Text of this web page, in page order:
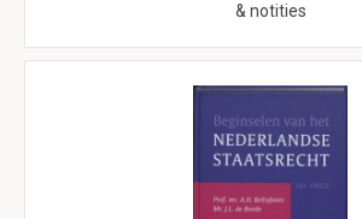
& notities